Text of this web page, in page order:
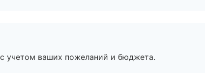
учетом ваших пожеланий и бюджета.